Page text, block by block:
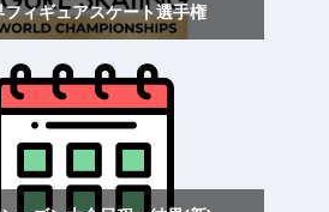
ィギュアスケート選手権